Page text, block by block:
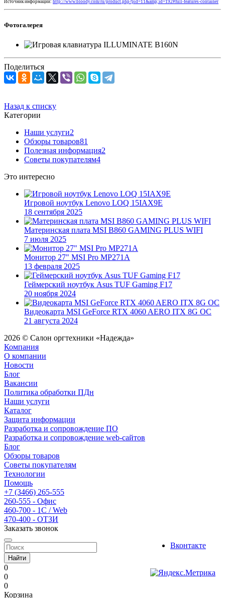
Источник информации: http://www.bloody.com/ru/product.php?pid=11&amp;id=192#full-features-container
Фотогалерея
Поделиться
Назад к списку
Категории
Наши услуги2
Обзоры товаров81
Полезная информация2
Советы покупателям4
Это интересно
Игровой ноутбук Lenovo LOQ 15IAX9E
18 сентября 2025
Материнская плата MSI B860 GAMING PLUS WIFI
7 июля 2025
Монитор 27" MSI Pro MP271A
13 февраля 2025
Геймерский ноутбук Asus TUF Gaming F17
20 ноября 2024
Видеокарта MSI GeForce RTX 4060 AERO ITX 8G OC
21 августа 2024
2026 © Салон оргтехники «Надежда»
Компания
О компании
Новости
Блог
Вакансии
Политика обработки ПДн
Наши услуги
Каталог
Защита информации
Разработка и сопровождение ПО
Разработка и сопровождение web-сайтов
Блог
Обзоры товаров
Советы покупателям
Технологии
Помощь
+7 (3466) 265-555
260-555 - Офис
460-700 - 1C / Web
470-400 - ОТЗИ
Заказать звонок
Вконтакте
Найти
0
0
0
Корзина